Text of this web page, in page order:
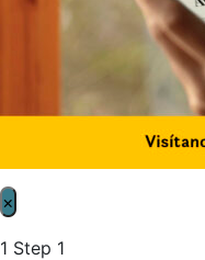
×
1 Step 1